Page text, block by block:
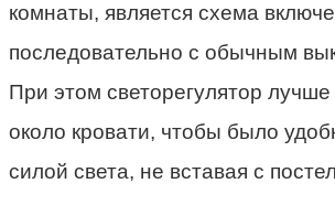
комнаты, является схема
последовательно с обычным
При этом светорегулятор лучше
около кровати, чтобы было
силой света, не вставая с